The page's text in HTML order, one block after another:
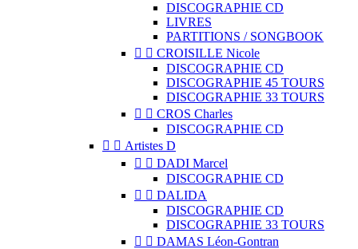
DISCOGRAPHIE CD
LIVRES
PARTITIONS / SONGBOOK
  CROISILLE Nicole
DISCOGRAPHIE CD
DISCOGRAPHIE 45 TOURS
DISCOGRAPHIE 33 TOURS
  CROS Charles
DISCOGRAPHIE CD
  Artistes D
  DADI Marcel
DISCOGRAPHIE CD
  DALIDA
DISCOGRAPHIE CD
DISCOGRAPHIE 33 TOURS
  DAMAS Léon-Gontran